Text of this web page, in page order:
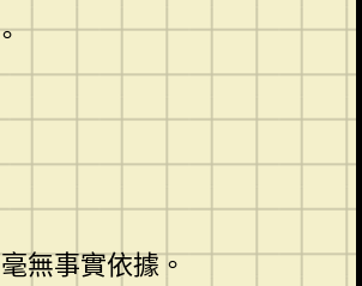
無事實依據。